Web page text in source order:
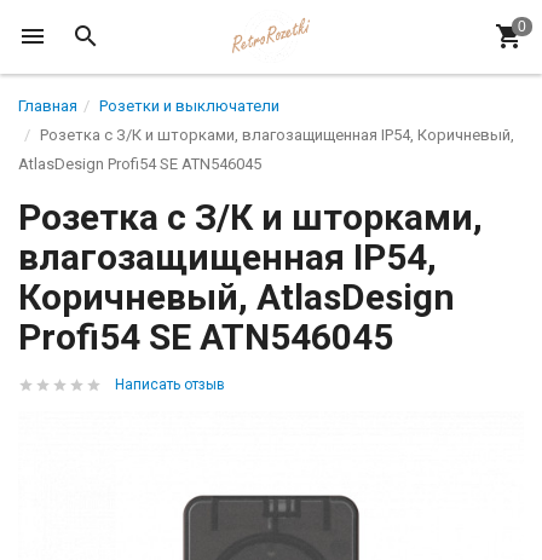
Главная
Розетки и выключатели
Розетка с З/К и шторками, влагозащищенная IP54, Коричневый,
AtlasDesign Profi54 SE ATN546045
Розетка с З/К и шторками,
влагозащищенная IP54,
Коричневый, AtlasDesign
Profi54 SE ATN546045
Написать отзыв